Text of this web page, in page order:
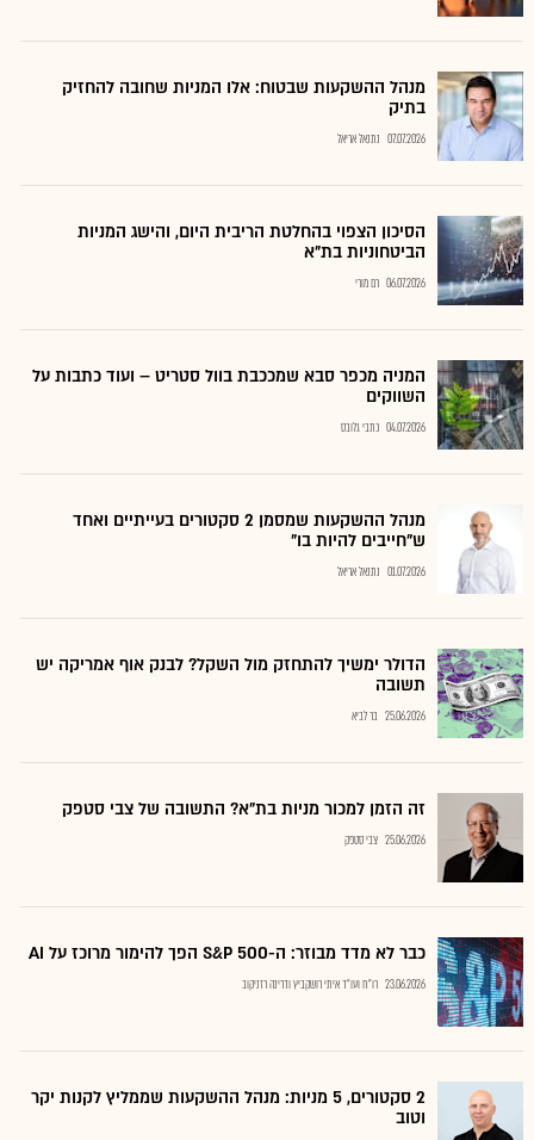
מנהל ההשקעות שבטוח: אלו המניות שחובה להחזיק
בתיק
07.07.2026 נתנאל אריאל
הסיכון הצפוי בהחלטת הריבית היום, והישג המניות
הביטחוניות בת"א
06.07.2026 רם מורי
המניה מכפר סבא שמככבת בוול סטריט – ועוד כתבות על
השווקים
04.07.2026 כתבי גלובס
מנהל ההשקעות שמסמן 2 סקטורים בעייתיים ואחד
ש"חייבים להיות בו"
01.07.2026 נתנאל אריאל
הדולר ימשיך להתחזק מול השקל? לבנק אוף אמריקה יש
תשובה
25.06.2026 בר לביא
זה הזמן למכור מניות בת"א? התשובה של צבי סטפק
25.06.2026 צבי סטפק
כבר לא מדד מבוזר: ה-S&P 500 הפך להימור מרוכז על AI
23.06.2026 רו"ח ועו"ד איתי רושקביץ ודרינה רזניקוב
2 סקטורים, 5 מניות: מנהל ההשקעות שממליץ לקנות יקר
וטוב